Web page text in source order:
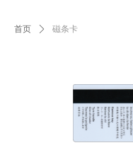
首页 ꄲ 磁条卡